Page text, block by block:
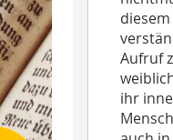
Aufruf
ihr